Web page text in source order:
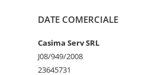
DATE COMERCIALE
Casima Serv SRL
J08/949/2008
23645731